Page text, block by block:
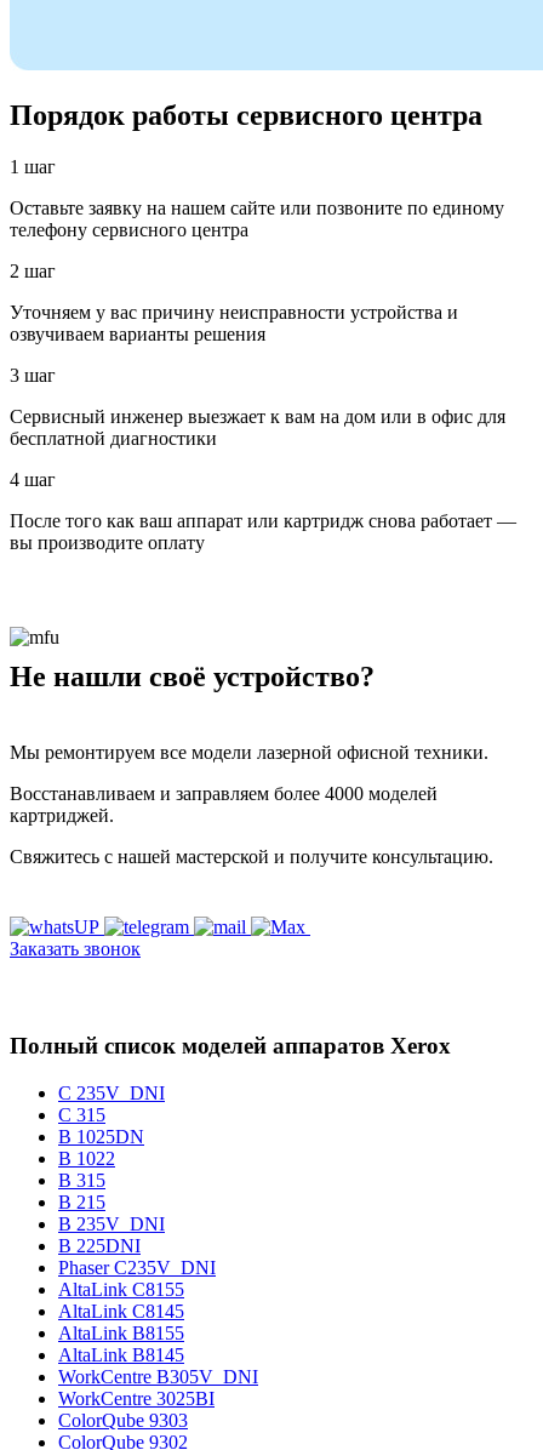
Порядок работы сервисного центра
1 шаг
Оставьте заявку на нашем сайте или позвоните по единому
телефону сервисного центра
2 шаг
Уточняем у вас причину неисправности устройства и
озвучиваем варианты решения
3 шаг
Сервисный инженер выезжает к вам на дом или в офис для
бесплатной диагностики
4 шаг
После того как ваш аппарат или картридж снова работает —
вы производите оплату
Не нашли своё устройство?
Мы ремонтируем все модели лазерной офисной техники.
Восстанавливаем и заправляем более 4000 моделей
картриджей.
Свяжитесь с нашей мастерской и получите консультацию.
Заказать звонок
Полный список моделей аппаратов Xerox
C 235V_DNI
C 315
B 1025DN
B 1022
B 315
B 215
B 235V_DNI
B 225DNI
Phaser C235V_DNI
AltaLink C8155
AltaLink C8145
AltaLink B8155
AltaLink B8145
WorkCentre B305V_DNI
WorkCentre 3025BI
ColorQube 9303
ColorQube 9302